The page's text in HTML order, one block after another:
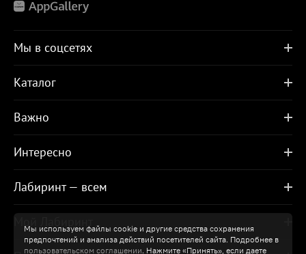
Мы используем файлы cookie и другие средства сохранения
предпочтений и анализа действий посетителей сайта. Подробнее в
пользовательском соглашении. Нажмите «Принять», если даете
Мы в соцсетях
Каталог
Важно
Интересно
Лабиринт — всем